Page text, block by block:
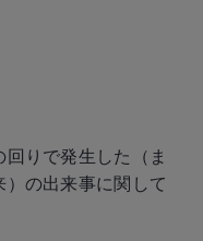
りで発生した（ま
の出来事に関して